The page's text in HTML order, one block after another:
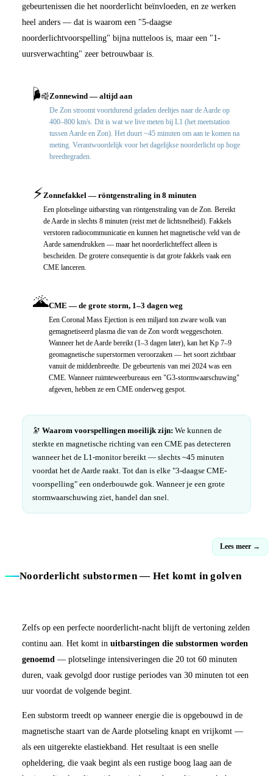
gebeurtenissen die het noorderlicht beïnvloeden, en ze werken
heel anders — dat is waarom een "5-daagse
noorderlichtvoorspelling" bijna nutteloos is, maar een "1-
uursverwachting" zeer betrouwbaar is.
🌬️Zonnewind — altijd aan
De Zon stroomt voortdurend geladen deeltjes naar de Aarde op
400–800 km/s. Dit is wat we live meten bij L1 (het meetstation
tussen Aarde en Zon). Het duurt ~45 minuten om aan te komen na
meting. Verantwoordelijk voor het dagelijkse noorderlicht op hoge
breedtegraden.
⚡Zonnefakkel — röntgenstraling in 8 minuten
Een plotselinge uitbarsting van röntgenstraling van de Zon. Bereikt
de Aarde in slechts 8 minuten (reist met de lichtsnelheid). Fakkels
verstoren radiocommunicatie en kunnen het magnetische veld van de
Aarde samendrukken — maar het noorderlichteffect alleen is
bescheiden. De grotere consequentie is dat grote fakkels vaak een
CME lanceren.
🌋CME — de grote storm, 1–3 dagen weg
Een Coronal Mass Ejection is een miljard ton zware wolk van
gemagnetiseerd plasma die van de Zon wordt weggeschoten.
Wanneer het de Aarde bereikt (1–3 dagen later), kan het Kp 7–9
geomagnetische superstormen veroorzaken — het soort zichtbaar
vanuit de middenbreedte. De gebeurtenis van mei 2024 was een
CME. Wanneer ruimteweerbureaus een "G3-stormwaarschuwing"
afgeven, hebben ze een CME onderweg gespot.
🔭 Waarom voorspellingen moeilijk zijn: We kunnen de
sterkte en magnetische richting van een CME pas detecteren
wanneer het de L1-monitor bereikt — slechts ~45 minuten
voordat het de Aarde raakt. Tot dan is elke "3-daagse CME-
voorspelling" een onderbouwde gok. Wanneer je een grote
stormwaarschuwing ziet, handel dan snel.
Lees meer →
Noorderlicht substormen — Het komt in golven
Zelfs op een perfecte noorderlicht-nacht blijft de vertoning zelden
continu aan. Het komt in uitbarstingen die substormen worden
genoemd — plotselinge intensiveringen die 20 tot 60 minuten
duren, vaak gevolgd door rustige periodes van 30 minuten tot een
uur voordat de volgende begint.
Een substorm treedt op wanneer energie die is opgebouwd in de
magnetische staart van de Aarde plotseling knapt en vrijkomt —
als een uitgerekte elastiekband. Het resultaat is een snelle
opheldering, die vaak begint als een rustige boog laag aan de